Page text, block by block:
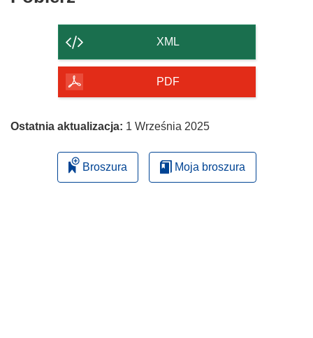
strony
XML
PDF
Ostatnia aktualizacja: 1 Września 2025
Broszura Moja broszura